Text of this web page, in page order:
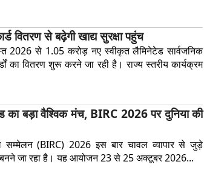
वितरण से बढ़ेगी खाद्य सुरक्षा पहुंच
2026 से 1.05 करोड़ नए स्वीकृत लैमिनेटेड सार्वजनिक
का वितरण शुरू करने जा रही है। राज्य स्तरीय कार्यक्रम
का बड़ा वैश्विक मंच, BIRC 2026 पर दुनिया की
सम्मेलन (BIRC) 2026 इस बार चावल व्यापार से जुड़े
जा रहा है। यह आयोजन 23 से 25 अक्टूबर 2026...